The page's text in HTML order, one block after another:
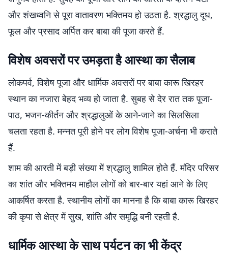
और शंखध्वनि से पूरा वातावरण भक्तिमय हो उठता है. श्रद्धालु दूध,
फूल और प्रसाद अर्पित कर बाबा की पूजा करते हैं.
विशेष अवसरों पर उमड़ता है आस्था का सैलाब
लोकपर्व, विशेष पूजा और धार्मिक अवसरों पर बाबा कारू खिरहर
स्थान का नजारा बेहद भव्य हो जाता है. सुबह से देर रात तक पूजा-
पाठ, भजन-कीर्तन और श्रद्धालुओं के आने-जाने का सिलसिला
चलता रहता है. मन्नत पूरी होने पर लोग विशेष पूजा-अर्चना भी कराते
हैं.
शाम की आरती में बड़ी संख्या में श्रद्धालु शामिल होते हैं. मंदिर परिसर
का शांत और भक्तिमय माहौल लोगों को बार-बार यहां आने के लिए
आकर्षित करता है. स्थानीय लोगों का मानना है कि बाबा कारू खिरहर
की कृपा से क्षेत्र में सुख, शांति और समृद्धि बनी रहती है.
धार्मिक आस्था के साथ पर्यटन का भी केंद्र